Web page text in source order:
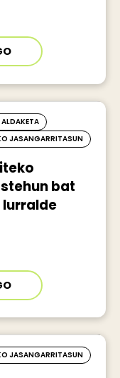
JASANGARRITASUN
bat
JASANGARRITASUN